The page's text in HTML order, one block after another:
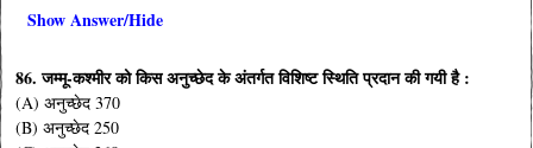
Show Answer/Hide
86. जम्मू-कश्मीर को किस अनुच्छेद के अंतर्गत विशिष्ट स्थिति प्रदान की गयी है :
(A) अनुच्छेद 370
(B) अनुच्छेद 250